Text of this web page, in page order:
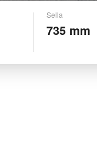
Sella
735 mm